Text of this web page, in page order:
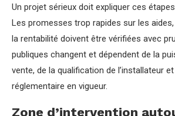
Un projet sérieux doit expliquer ces
Les promesses trop rapides sur les
la rentabilité doivent être vérifiées avec
publiques changent et dépendent de la
vente, de la qualification de l’installateur
réglementaire en vigueur.
Zone d’intervention